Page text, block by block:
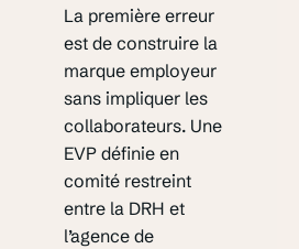
La première erreur
est de construire la
marque employeur
sans impliquer les
collaborateurs. Une
EVP définie en
comité restreint
entre la DRH et
l’agence de